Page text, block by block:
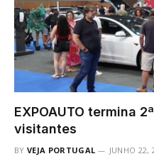
EXPOAUTO termina
visitantes
BY VEJA PORTUGAL JUNHO 22,